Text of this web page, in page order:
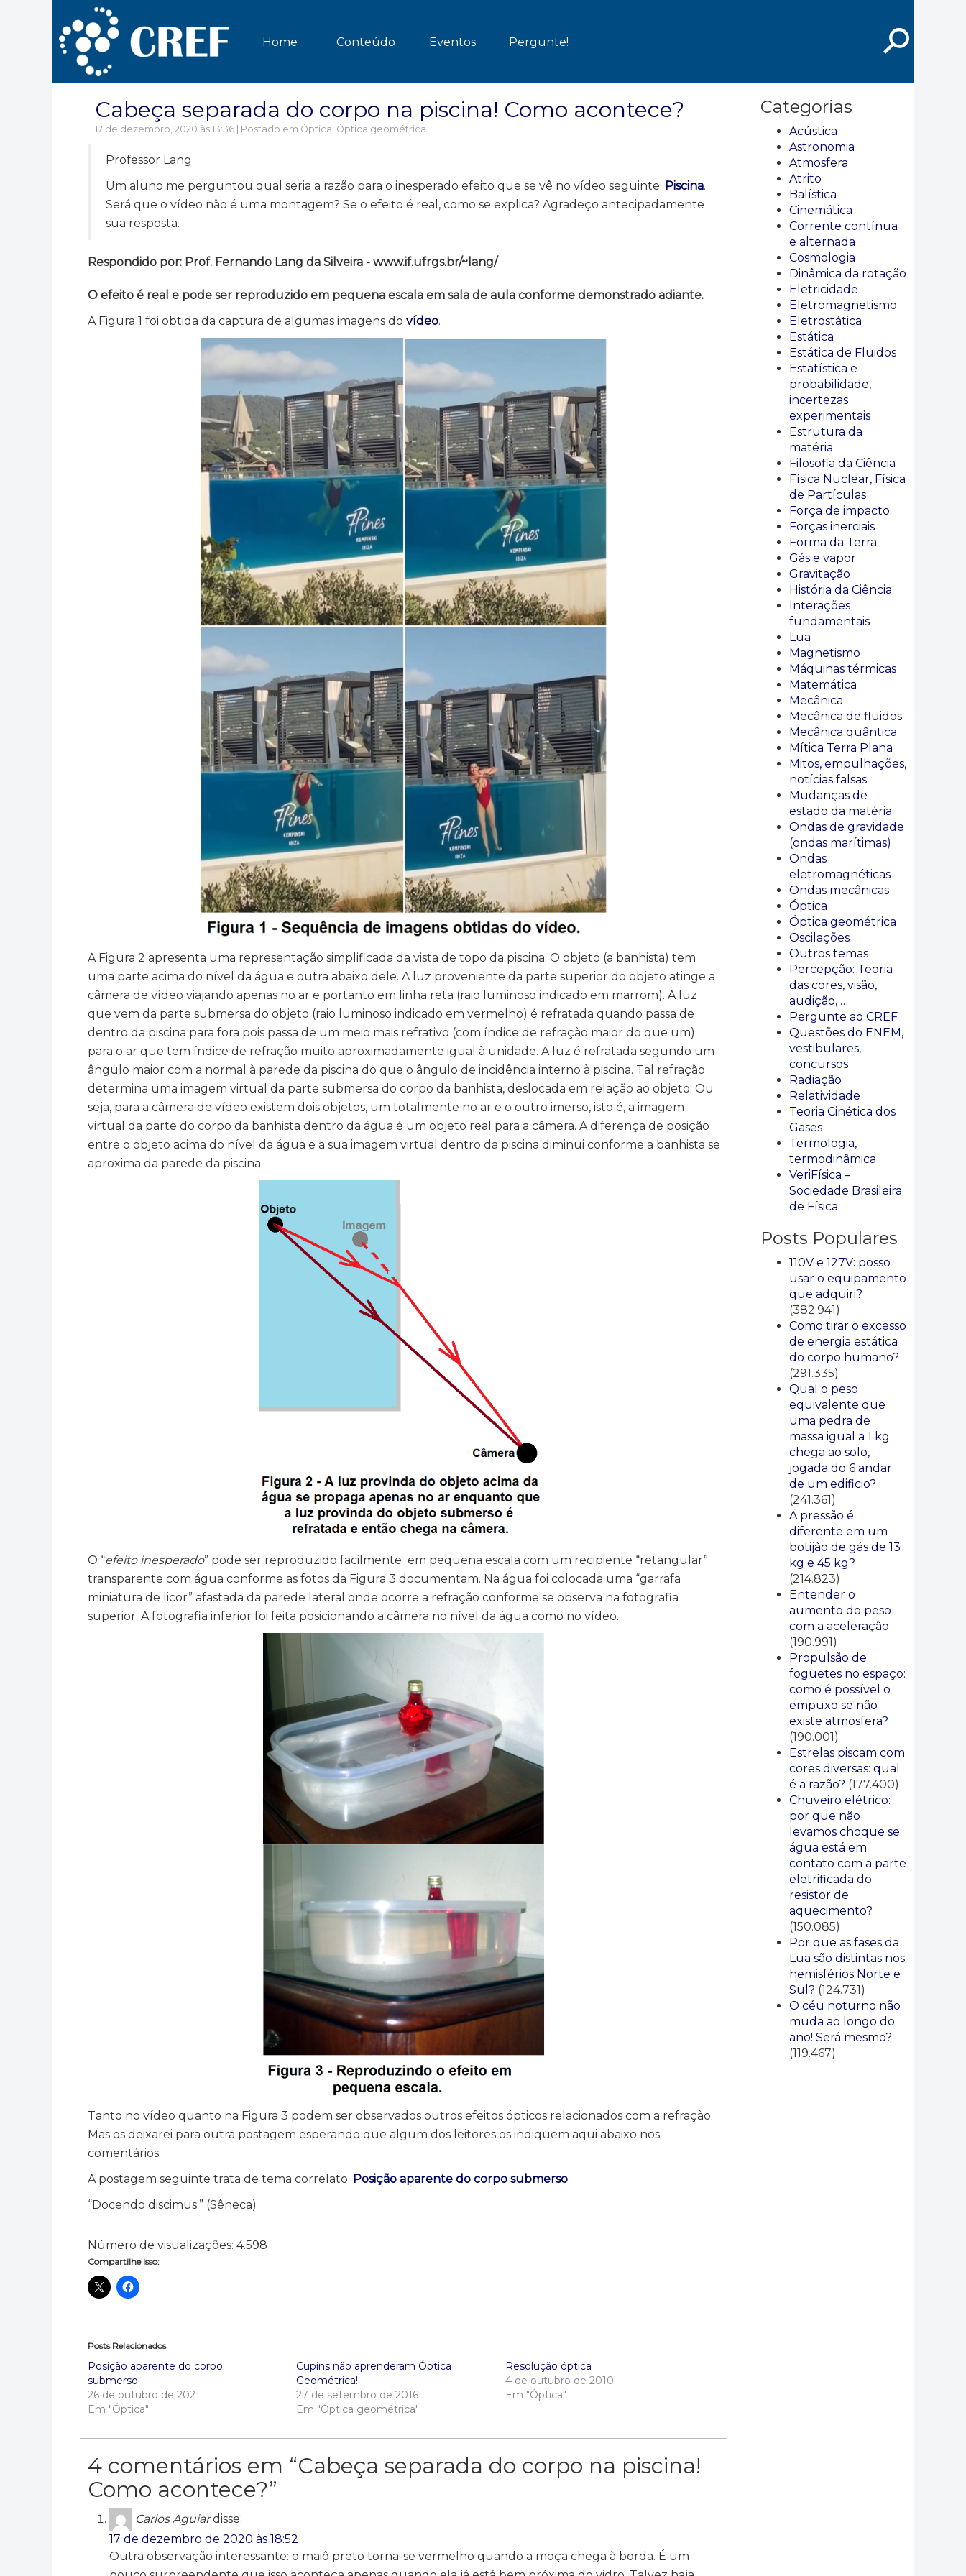
⚲
Home Conteúdo Eventos Pergunte!
Cabeça separada do corpo na piscina! Como acontece?
17 de dezembro, 2020 às 13:36 | Postado em Óptica, Óptica geométrica
Professor Lang
Um aluno me perguntou qual seria a razão para o inesperado efeito que se vê no vídeo seguinte: Piscina.
Será que o vídeo não é uma montagem? Se o efeito é real, como se explica? Agradeço antecipadamente
sua resposta.
Respondido por: Prof. Fernando Lang da Silveira - www.if.ufrgs.br/~lang/
O efeito é real e pode ser reproduzido em pequena escala em sala de aula conforme demonstrado adiante.
A Figura 1 foi obtida da captura de algumas imagens do vídeo.
A Figura 2 apresenta uma representação simplificada da vista de topo da piscina. O objeto (a banhista) tem
uma parte acima do nível da água e outra abaixo dele. A luz proveniente da parte superior do objeto atinge a
câmera de vídeo viajando apenas no ar e portanto em linha reta (raio luminoso indicado em marrom). A luz
que vem da parte submersa do objeto (raio luminoso indicado em vermelho) é refratada quando passa de
dentro da piscina para fora pois passa de um meio mais refrativo (com índice de refração maior do que um)
para o ar que tem índice de refração muito aproximadamente igual à unidade. A luz é refratada segundo um
ângulo maior com a normal à parede da piscina do que o ângulo de incidência interno à piscina. Tal refração
determina uma imagem virtual da parte submersa do corpo da banhista, deslocada em relação ao objeto. Ou
seja, para a câmera de vídeo existem dois objetos, um totalmente no ar e o outro imerso, isto é, a imagem
virtual da parte do corpo da banhista dentro da água é um objeto real para a câmera. A diferença de posição
entre o objeto acima do nível da água e a sua imagem virtual dentro da piscina diminui conforme a banhista se
aproxima da parede da piscina.
O “efeito inesperado” pode ser reproduzido facilmente em pequena escala com um recipiente “retangular”
transparente com água conforme as fotos da Figura 3 documentam. Na água foi colocada uma “garrafa
miniatura de licor” afastada da parede lateral onde ocorre a refração conforme se observa na fotografia
superior. A fotografia inferior foi feita posicionando a câmera no nível da água como no vídeo.
Tanto no vídeo quanto na Figura 3 podem ser observados outros efeitos ópticos relacionados com a refração.
Mas os deixarei para outra postagem esperando que algum dos leitores os indiquem aqui abaixo nos
comentários.
A postagem seguinte trata de tema correlato: Posição aparente do corpo submerso
“Docendo discimus.” (Sêneca)
Número de visualizações: 4.598
Compartilhe isso:
Posts Relacionados
Posição aparente do corpo
submerso
26 de outubro de 2021
Em "Óptica"
Cupins não aprenderam Óptica
Geométrica!
27 de setembro de 2016
Em "Óptica geométrica"
Resolução óptica
4 de outubro de 2010
Em "Óptica"
4 comentários em “Cabeça separada do corpo na piscina!
Como acontece?”
Carlos Aguiar disse:
17 de dezembro de 2020 às 18:52
Outra observação interessante: o maiô preto torna-se vermelho quando a moça chega à borda. É um
Categorias
Acústica
Astronomia
Atmosfera
Atrito
Balística
Cinemática
Corrente contínua
e alternada
Cosmologia
Dinâmica da rotação
Eletricidade
Eletromagnetismo
Eletrostática
Estática
Estática de Fluidos
Estatística e
probabilidade,
incertezas
experimentais
Estrutura da
matéria
Filosofia da Ciência
Física Nuclear, Física
de Partículas
Força de impacto
Forças inerciais
Forma da Terra
Gás e vapor
Gravitação
História da Ciência
Interações
fundamentais
Lua
Magnetismo
Máquinas térmicas
Matemática
Mecânica
Mecânica de fluidos
Mecânica quântica
Mítica Terra Plana
Mitos, empulhações,
notícias falsas
Mudanças de
estado da matéria
Ondas de gravidade
(ondas marítimas)
Ondas
eletromagnéticas
Ondas mecânicas
Óptica
Óptica geométrica
Oscilações
Outros temas
Percepção: Teoria
das cores, visão,
audição, …
Pergunte ao CREF
Questões do ENEM,
vestibulares,
concursos
Radiação
Relatividade
Teoria Cinética dos
Gases
Termologia,
termodinâmica
VeriFísica –
Sociedade Brasileira
de Física
Posts Populares
110V e 127V: posso
usar o equipamento
que adquiri?
(382.941)
Como tirar o excesso
de energia estática
do corpo humano?
(291.335)
Qual o peso
equivalente que
uma pedra de
massa igual a 1 kg
chega ao solo,
jogada do 6 andar
de um edificio?
(241.361)
A pressão é
diferente em um
botijão de gás de 13
kg e 45 kg?
(214.823)
Entender o
aumento do peso
com a aceleração
(190.991)
Propulsão de
foguetes no espaço:
como é possível o
empuxo se não
existe atmosfera?
(190.001)
Estrelas piscam com
cores diversas: qual
é a razão? (177.400)
Chuveiro elétrico:
por que não
levamos choque se
água está em
contato com a parte
eletrificada do
resistor de
aquecimento?
(150.085)
Por que as fases da
Lua são distintas nos
hemisférios Norte e
Sul? (124.731)
O céu noturno não
muda ao longo do
ano! Será mesmo?
(119.467)